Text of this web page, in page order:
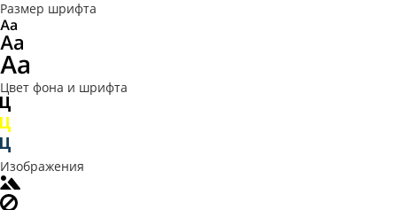
Размер шрифта
Цвет фона и шрифта
Изображения